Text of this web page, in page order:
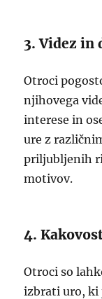
3. Videz in
Otroci
njihovega
interese in
ure z
priljubljenih
motivov.
4.
Otroci so
izbrati uro, ki